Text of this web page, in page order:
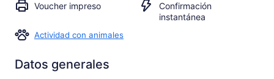
Voucher impreso
Confirmación
instantánea
Actividad con animales
Datos generales